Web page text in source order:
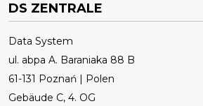
DS ZENTRALE
Data System
ul. abpa A. Baraniaka 88 B
61-131 Poznań | Polen
Gebäude C, 4. OG